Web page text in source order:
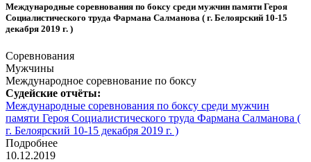
Международные соревнования по боксу среди мужчин памяти Героя
Социалистического труда Фармана Салманова ( г. Белоярский 10-15
декабря 2019 г. )
Соревнования
Мужчины
Международное соревнование по боксу
Судейские отчёты:
Международные соревнования по боксу среди мужчин
памяти Героя Социалистического труда Фармана Салманова (
г. Белоярский 10-15 декабря 2019 г. )
Подробнее
10.12.2019